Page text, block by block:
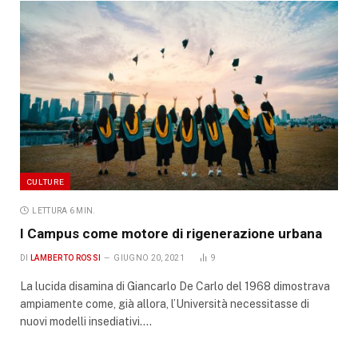
CULTURE
LETTURA 6 MIN.
I Campus come motore di rigenerazione urbana
DI LAMBERTO ROSSI GIUGNO 20, 2021 9
La lucida disamina di Giancarlo De Carlo del 1968 dimostrava
ampiamente come, già allora, l’Università necessitasse di
nuovi modelli insediativi.…